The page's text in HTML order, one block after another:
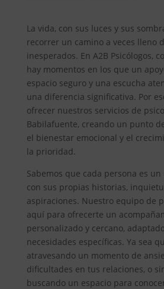
La vida, con sus luces y sus
recorrer un camino a veces lleno
inesperados. En A2B Psicólogos,
hay momentos en los que un
espacio seguro y una escucha
una diferencia significativa. Por
ofrecer nuestros servicios de
Babilafuente, creando un punto
el bienestar emocional y el
la prioridad.
Sabemos que cada persona es
con sus propias historias,
aspiraciones. Nuestro equipo de
aquí para ofrecerte un
personalizado y cercano,
necesidades específicas. Ya sea
atravesando un momento de
dificultades en tus relaciones, o
buscando un espacio para